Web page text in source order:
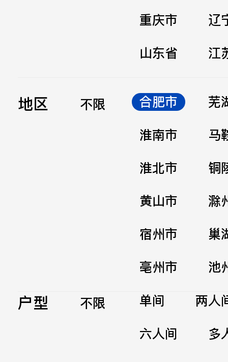
重庆市
辽
山东省
江
地区 不限 合肥市
芜
淮南市
马
淮北市
铜
黄山市
滁
宿州市
巢
亳州市
池
户型 不限 单间
两人
六人间
多